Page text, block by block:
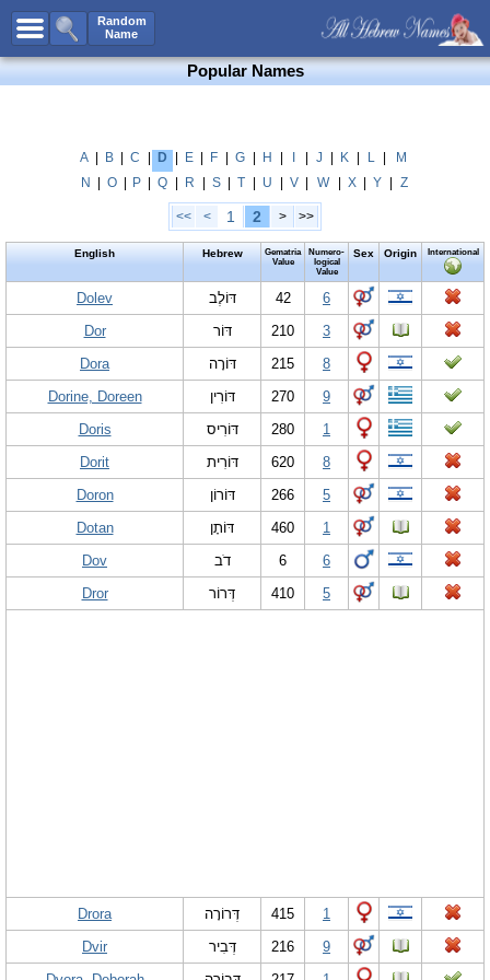
Random
Name
All Names
Boy Names
Unisex Names
Popular Names
Celebs B. DaysNew!
Contact Us
Popular Names
A B C D E F G H J K L
M
N
O P Q R S T U V W X Y Z
<< < 1 2 > >>
English Hebrew
Gematria
Value
Numero-
logical
Value
Sex Origin International
Dolev דּוֹלֶב 42
6
Dor
דּוֹר 210
3
Dora
דּוֹרָה 215
8
Dorine, Doreen
דּוֹרִין 270
9
Doris
דּוֹרִיס 280
1
Dorit
דּוֹרִית 620
8
Doron
דּוֹרוֹן 266
5
Dotan
דּוֹתָן 460
1
Dov
דֹב 6
6
Dror
דְּרוֹר 410 5
Drora דְּרוֹרָה 415
1
Dvir
דְּבִיר 216
9